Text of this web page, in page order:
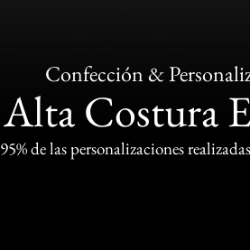
Confección &
Alta Costura
95% de las personalizaciones